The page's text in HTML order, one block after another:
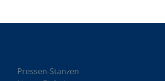
Pressen-Stanzen